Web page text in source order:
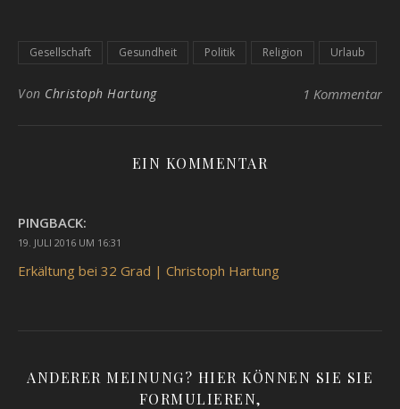
Gesellschaft Gesundheit Politik Religion Urlaub
Von Christoph Hartung 1 Kommentar
EIN KOMMENTAR
PINGBACK:
19. JULI 2016 UM 16:31
Erkältung bei 32 Grad | Christoph Hartung
ANDERER MEINUNG? HIER KÖNNEN SIE SIE
FORMULIEREN,